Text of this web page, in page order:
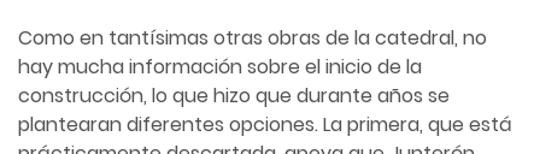
Como en tantísimas otras obras de la catedral, no
hay mucha información sobre el inicio de la
construcción, lo que hizo que durante años se
plantearan diferentes opciones. La primera, que está